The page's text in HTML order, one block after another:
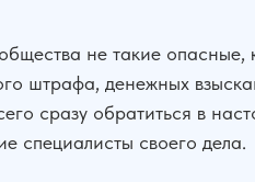
не такие опасные,
штрафа, денежных
сразу обратиться в
специалисты своего дела.